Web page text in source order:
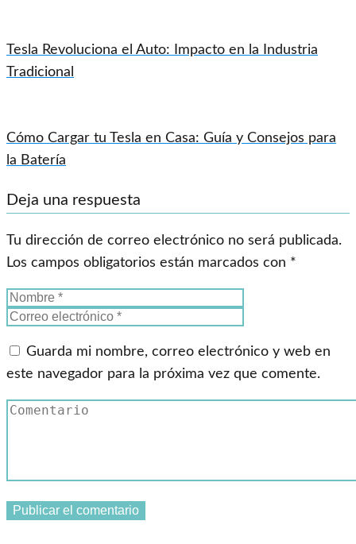
Tesla Revoluciona el Auto: Impacto en la Industria
Tradicional
Cómo Cargar tu Tesla en Casa: Guía y Consejos para
la Batería
Deja una respuesta
Tu dirección de correo electrónico no será publicada.
Los campos obligatorios están marcados con *
Guarda mi nombre, correo electrónico y web en
este navegador para la próxima vez que comente.